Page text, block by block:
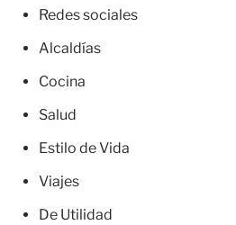
Redes sociales
Alcaldías
Cocina
Salud
Estilo de Vida
Viajes
De Utilidad